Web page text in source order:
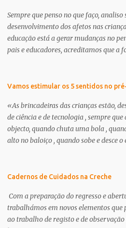
Sempre que penso no que faço,
desenvolvimento dos afetos nas
educação está a gerar mudanças no
pais e educadores, acreditamos que a
“nova” infância. Uma infância que tem
através da brincadeira, desenvolver os
suas outras potencialidades.» in,
2012/13, educadora Milena Branco
específicos para abordar a amizade, o
amigo? O que se dá/recebe de um
Vamos estimular os 5 sentidos no
«As brincadeiras das crianças estão,
de ciência e de tecnologia , sempre
objecto, quando chuta uma bola ,
alto no baloiço , quando sobe e desce o
quando prova uma goma e sente como
o faz lembrar-se da sua mãe, ou
geladas, ela está a aprender .… As
realiza nestas circunstâncias
Cadernos de Cuidados na Creche
Com a preparação do regresso e
trabalhámos em novos elementos
ao trabalho de registo e de observação